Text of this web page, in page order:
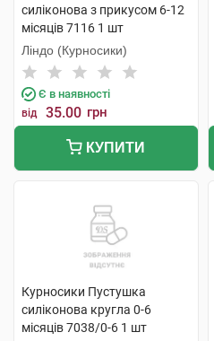
силіконова з прикусом 6-12
місяців 7116 1 шт
Ліндо (Курносики)
Є в наявності
від 35.00 грн
КУПИТИ
Курносики Пустушка
силіконова кругла 0-6
місяців 7038/0-6 1 шт